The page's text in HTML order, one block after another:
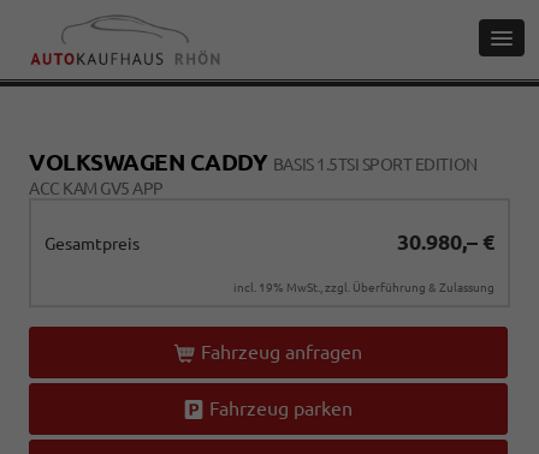
VOLKSWAGEN CADDY BASIS 1.5TSI SPORT EDITION
ACC KAM GV5 APP
Gesamtpreis 30.980,– €
incl. 19% MwSt., zzgl. Überführung & Zulassung
Fahrzeug anfragen
Fahrzeug parken